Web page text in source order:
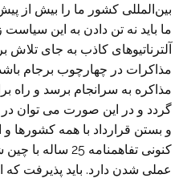
بین‌المللی کشور ما را بیش از
ما باید نه تن دادن به این
آلترناتیوهای کاذب به جای
مذاکرات در چهارچوب برجام
مذاکره به سرانجام برسد و راه
گردد و در این صورت می توان
و بستن قرارداد با همه کشورها
کنونی تفاهمنامه
عملی شدن دارد. باید پذیرفت که